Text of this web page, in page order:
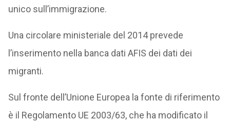
unico sull’immigrazione.
Una circolare ministeriale del 2014 prevede
l’inserimento nella banca dati AFIS dei dati dei
migranti.
Sul fronte dell’Unione Europea la fonte di riferimento
è il Regolamento UE 2003/63, che ha modificato il